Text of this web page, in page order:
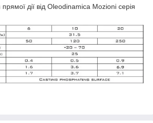
дії від Oleodinamica Mozioni серія